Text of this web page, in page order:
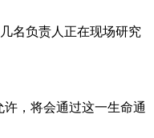
名负责人正在现场研究
，将会通过这一生命通